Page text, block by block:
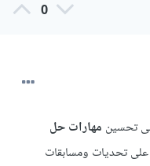
0
تحسين مهارات حل
تحديات ومسابقات